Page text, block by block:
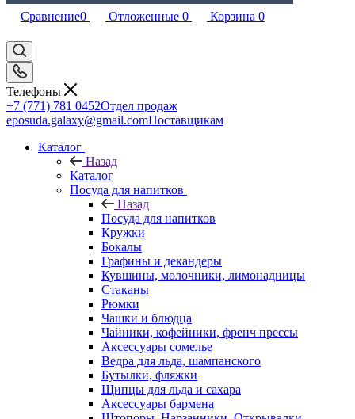
Сравнение0 Отложенные 0 Корзина 0
Телефоны
+7 (771) 781 0452Отдел продаж
eposuda.galaxy@gmail.comПоставщикам
Каталог
Назад
Каталог
Посуда для напитков
Назад
Посуда для напитков
Кружки
Бокалы
Графины и декандеры
Кувшины, молочники, лимонадницы
Стаканы
Рюмки
Чашки и блюдца
Чайники, кофейники, френч прессы
Аксессуары сомелье
Ведра для льда, шампанского
Бутылки, фляжки
Щипцы для льда и сахара
Аксессуары бармена